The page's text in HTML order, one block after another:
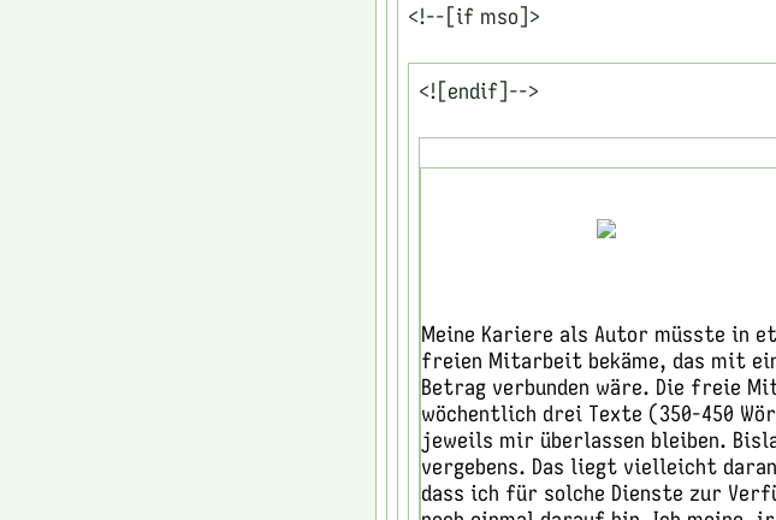
<!--[if mso]>
<![endif]-->
Meine Kariere als Autor müsste in
freien Mitarbeit bekäme, das mit
Betrag verbunden wäre. Die freie
wöchentlich drei Texte (350-450
jeweils mir überlassen bleiben.
vergebens. Das liegt vielleicht
dass ich für solche Dienste zur